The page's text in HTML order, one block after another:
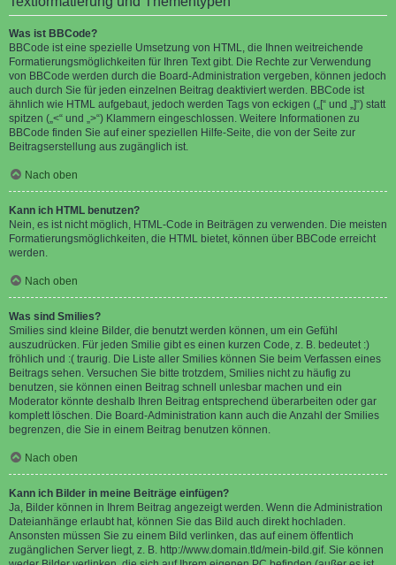
Was ist BBCode?
BBCode ist eine spezielle Umsetzung von HTML, die Ihnen weitreichende
Formatierungsmöglichkeiten für Ihren Text gibt. Die Rechte zur Verwendung
von BBCode werden durch die Board-Administration vergeben, können jedoch
auch durch Sie für jeden einzelnen Beitrag deaktiviert werden. BBCode ist
ähnlich wie HTML aufgebaut, jedoch werden Tags von eckigen („[“ und „]“) statt
spitzen („<“ und „>“) Klammern eingeschlossen. Weitere Informationen zu
BBCode finden Sie auf einer speziellen Hilfe-Seite, die von der Seite zur
Beitragserstellung aus zugänglich ist.
Nach oben
Kann ich HTML benutzen?
Nein, es ist nicht möglich, HTML-Code in Beiträgen zu verwenden. Die meisten
Formatierungsmöglichkeiten, die HTML bietet, können über BBCode erreicht
werden.
Nach oben
Was sind Smilies?
Smilies sind kleine Bilder, die benutzt werden können, um ein Gefühl
auszudrücken. Für jeden Smilie gibt es einen kurzen Code, z. B. bedeutet :)
fröhlich und :( traurig. Die Liste aller Smilies können Sie beim Verfassen eines
Beitrags sehen. Versuchen Sie bitte trotzdem, Smilies nicht zu häufig zu
benutzen, sie können einen Beitrag schnell unlesbar machen und ein
Moderator könnte deshalb Ihren Beitrag entsprechend überarbeiten oder gar
komplett löschen. Die Board-Administration kann auch die Anzahl der Smilies
begrenzen, die Sie in einem Beitrag benutzen können.
Nach oben
Kann ich Bilder in meine Beiträge einfügen?
Ja, Bilder können in Ihrem Beitrag angezeigt werden. Wenn die Administration
Dateianhänge erlaubt hat, können Sie das Bild auch direkt hochladen.
Ansonsten müssen Sie zu einem Bild verlinken, das auf einem öffentlich
zugänglichen Server liegt, z. B. http://www.domain.tld/mein-bild.gif. Sie können